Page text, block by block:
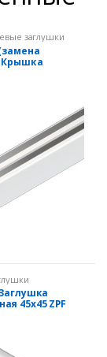
заглушки
Крышка
45х45 ZPF